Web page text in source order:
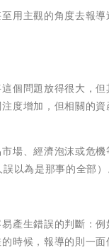
用主觀的角度去報
個問題放得很大，
度增加，但相關的
場、經濟泡沫或危
以為是那事的全部）
產生錯誤的判斷：
時候，報導的則一